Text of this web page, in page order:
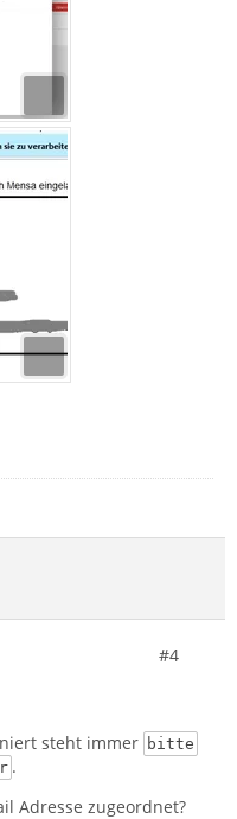
#4
steht immer bitte
.
Adresse zugeordnet?